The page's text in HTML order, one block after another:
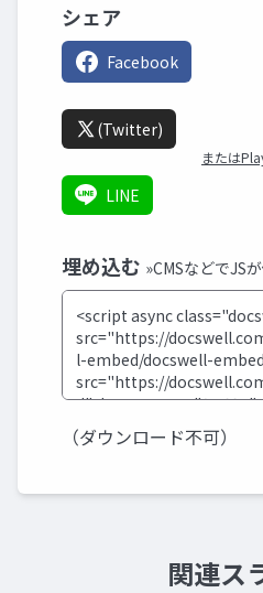
シェア
Facebook
(Twitter)
または
LINE
埋め込む »CMSなどでJS
（ダウンロード不可）
関連ス